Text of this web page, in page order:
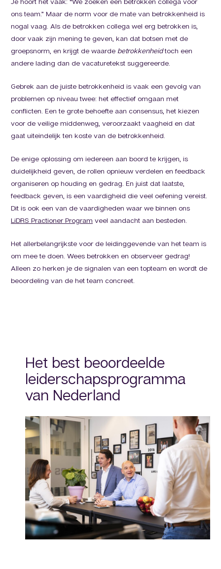
ons team.” Maar de norm voor de mate van betrokkenheid is
nogal vaag. Als de betrokken collega wel erg betrokken is,
door vaak zijn mening te geven, kan dat botsen met de
groepsnorm, en krijgt de waarde betrokkenheidtoch een
andere lading dan de vacaturetekst suggereerde.
Gebrek aan de juiste betrokkenheid is vaak een gevolg van
problemen op niveau twee: het effectief omgaan met
conflicten. Een te grote behoefte aan consensus, het kiezen
voor de veilige middenweg, veroorzaakt vaagheid en dat
gaat uiteindelijk ten koste van de betrokkenheid.
De enige oplossing om iedereen aan boord te krijgen, is
duidelijkheid geven, de rollen opnieuw verdelen en feedback
organiseren op houding en gedrag. En juist dat laatste,
feedback geven, is een vaardigheid die veel oefening vereist.
Dit is ook een van de vaardigheden waar we binnen ons
LiDRS Practioner Program veel aandacht aan besteden.
Het allerbelangrijkste voor de leidinggevende van het team is
om mee te doen. Wees betrokken en observeer gedrag!
Alleen zo herken je de signalen van een topteam en wordt de
beoordeling van de het team concreet.
Het best beoordeelde
leiderschapsprogramma
van Nederland